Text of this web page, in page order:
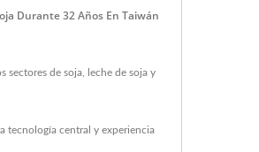
Durante 32 Años En Taiwán
sectores de soja, leche de soja y
tecnología central y experiencia